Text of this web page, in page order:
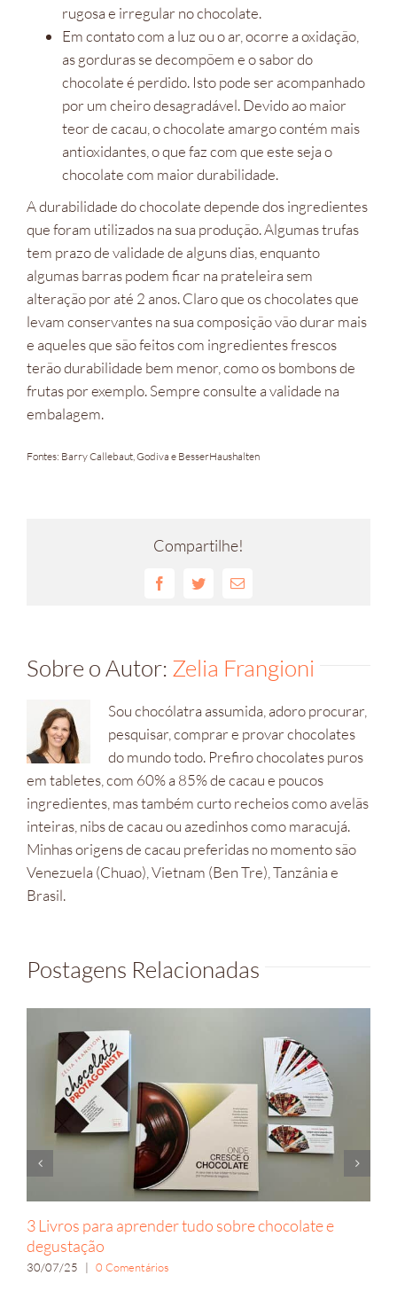
rugosa e irregular no chocolate.
Em contato com a luz ou o ar, ocorre a oxidação,
as gorduras se decompõem e o sabor do
chocolate é perdido. Isto pode ser acompanhado
por um cheiro desagradável. Devido ao maior
teor de cacau, o chocolate amargo contém mais
antioxidantes, o que faz com que este seja o
chocolate com maior durabilidade.
A durabilidade do chocolate depende dos ingredientes
que foram utilizados na sua produção. Algumas trufas
tem prazo de validade de alguns dias, enquanto
algumas barras podem ficar na prateleira sem
alteração por até 2 anos. Claro que os chocolates que
levam conservantes na sua composição vão durar mais
e aqueles que são feitos com ingredientes frescos
terão durabilidade bem menor, como os bombons de
frutas por exemplo. Sempre consulte a validade na
embalagem.
Fontes: Barry Callebaut, Godiva e BesserHaushalten
Compartilhe!
FacebookTwitterE-
Sobre o Autor: Zelia Frangioni
Sou chocólatra assumida, adoro procurar,
pesquisar, comprar e provar chocolates
do mundo todo. Prefiro chocolates puros
em tabletes, com 60% a 85% de cacau e poucos
ingredientes, mas também curto recheios como avelãs
inteiras, nibs de cacau ou azedinhos como maracujá.
Minhas origens de cacau preferidas no momento são
Venezuela (Chuao), Vietnam (Ben Tre), Tanzânia e
Brasil.
Postagens Relacionadas
3 Livros para aprender tudo sobre chocolate e
degustação
30/07/25 | 0 Comentários